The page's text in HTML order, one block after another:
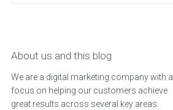
About us and this blog
We are a digital marketing company with a
focus on helping our customers achieve
great results across several key areas.